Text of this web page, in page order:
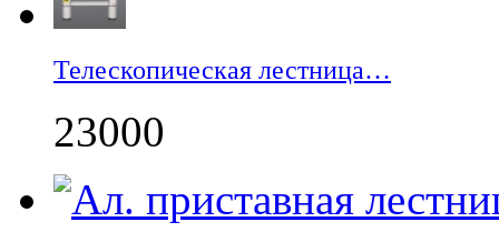
Телескопическая лестница…
23000